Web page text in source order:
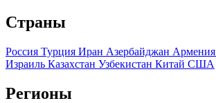
Страны
Россия Турция Иран Азербайджан Армения
Израиль Казахстан Узбекистан Китай США
Регионы